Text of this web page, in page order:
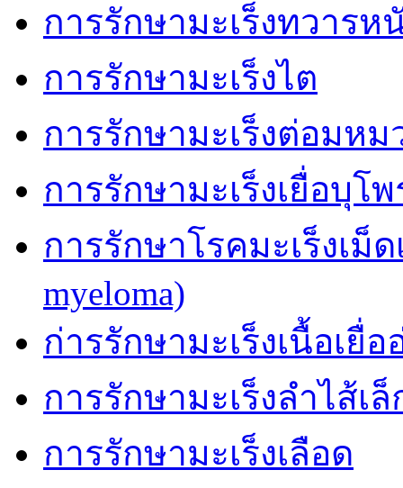
การรักษามะเร็งทวารห
การรักษามะเร็งไต
การรักษามะเร็งต่อมหม
การรักษามะเร็งเยื่อบุโ
การรักษาโรคมะเร็งเม็
myeloma)
ก่ารรักษามะเร็งเนื้อเยื่อ
การรักษามะเร็งลำไส้เล็
การรักษามะเร็งเลือด